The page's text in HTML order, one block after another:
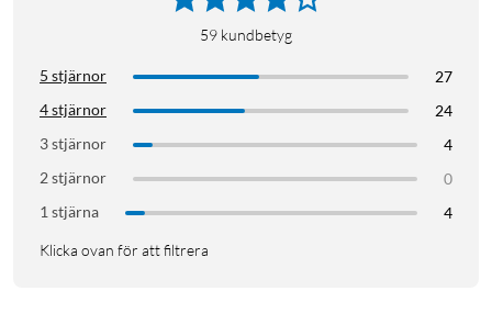
59 kundbetyg
5 stjärnor
27
4 stjärnor
24
3 stjärnor
4
2 stjärnor
0
1 stjärna
4
Klicka ovan för att filtrera